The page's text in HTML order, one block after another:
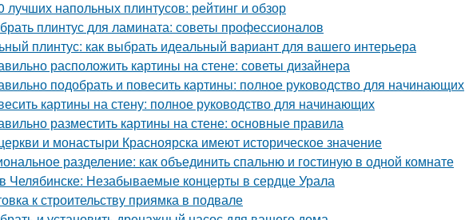
напольных плинтусов: рейтинг и обзор
плинтус для ламината: советы профессионалов
плинтус: как выбрать идеальный вариант для вашего интерьера
расположить картины на стене: советы дизайнера
подобрать и повесить картины: полное руководство для начинающих
картины на стену: полное руководство для начинающих
разместить картины на стене: основные правила
и монастыри Красноярска имеют историческое значение
разделение: как объединить спальню и гостиную в одной комнате
Челябинске: Незабываемые концерты в сердце Урала
к строительству приямка в подвале